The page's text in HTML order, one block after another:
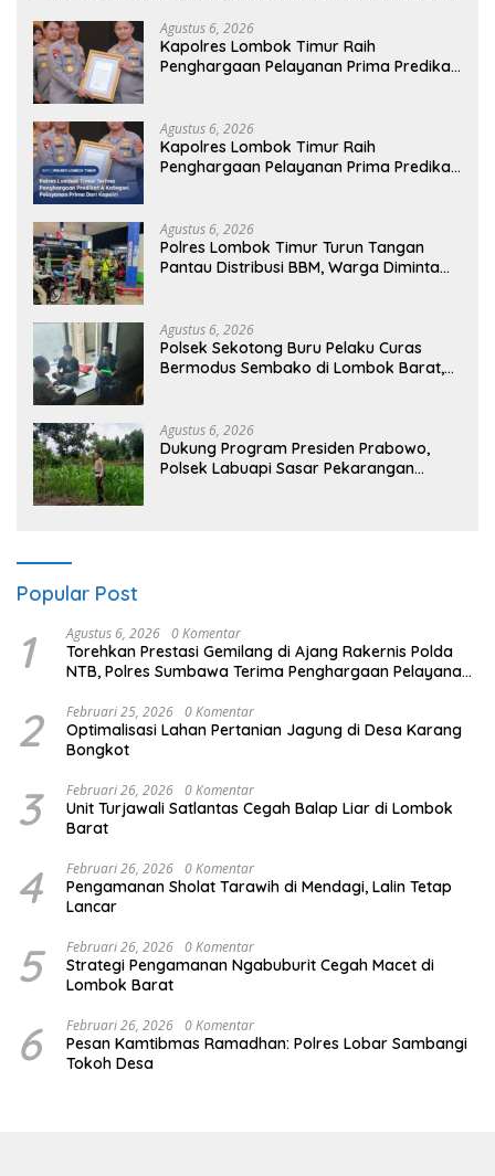
Agustus 6, 2026
Kapolres Lombok Timur Raih
Penghargaan Pelayanan Prima Predikat
Agustus 6, 2026
Kapolres Lombok Timur Raih
Penghargaan Pelayanan Prima Predikat
Agustus 6, 2026
Polres Lombok Timur Turun Tangan
Pantau Distribusi BBM, Warga Diminta
Agustus 6, 2026
Polsek Sekotong Buru Pelaku Curas
Bermodus Sembako di Lombok Barat,
Agustus 6, 2026
Dukung Program Presiden Prabowo,
Polsek Labuapi Sasar Pekarangan
Popular Post
1 Agustus 6, 2026 0 Komentar
Torehkan Prestasi Gemilang di Ajang Rakernis Polda
NTB, Polres Sumbawa Terima Penghargaan Pelayanan
2 Februari 25, 2026 0 Komentar
Optimalisasi Lahan Pertanian Jagung di Desa Karang
Bongkot
3 Februari 26, 2026 0 Komentar
Unit Turjawali Satlantas Cegah Balap Liar di Lombok
Barat
4 Februari 26, 2026 0 Komentar
Pengamanan Sholat Tarawih di Mendagi, Lalin Tetap
Lancar
5 Februari 26, 2026 0 Komentar
Strategi Pengamanan Ngabuburit Cegah Macet di
Lombok Barat
6 Februari 26, 2026 0 Komentar
Pesan Kamtibmas Ramadhan: Polres Lobar Sambangi
Tokoh Desa